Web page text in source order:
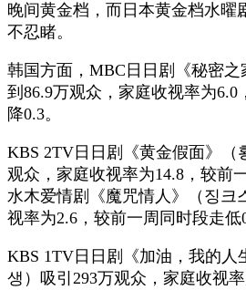
晚间黄金档，而日本黄金档水曜
不忍睹。
韩国方面，MBC日日剧《秘密
到86.9万观众，家庭收视率为6.0
降0.3。
KBS 2TV日日剧《黄金假面》（
观众，家庭收视率为14.8，较前
水木爱情剧《魔咒情人》（징크
视率为2.6，较前一周同时段走低
KBS 1TV日日剧《加油，我的人
생）吸引293万观众，家庭收视